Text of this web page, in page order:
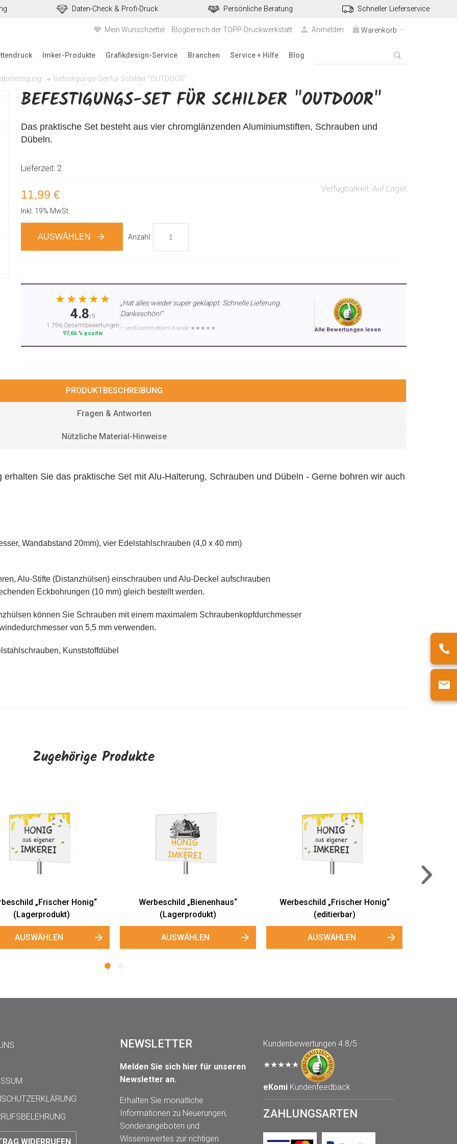
Daten-Check & Profi-Druck Persönliche Beratung Schneller Lieferservice
Warenkorb
Mein Wunschzettel Blogbereich der TOPP-Druckwerkstatt Anmelden
Imker-Produkte Grafikdesign-Service Branchen Service + Hilfe Blog
Befestigungs-Set für Schilder "OUTDOOR"
BEFESTIGUNGS-SET FÜR SCHILDER "OUTDOOR"
Das praktische Set besteht aus vier chromglänzenden Aluminiumstiften, Schrauben und
Dübeln.
Lieferzeit: 2
Verfügbarkeit: Auf Lager
11,99 €
Inkl. 19% MwSt.
Anzahl:
AUSWÄHLEN
★★★★★
4.8/5
1.796 Gesamtbewertungen
97,66 % positiv
„Hat alles wieder super geklappt. Schnelle Lieferung.
Dankeschön!“
— verifizierter eKomi-Kunde ★★★★★ Alle Bewertungen lesen
PRODUKTBESCHREIBUNG
Fragen & Antworten
Nützliche Material-Hinweise
Sie das praktische Set mit Alu-Halterung, Schrauben und Dübeln - Gerne bohren wir auch
20mm), vier Edelstahlschrauben (4,0 x 40 mm)
Stifte (Distanzhülsen) einschrauben und Alu-Deckel aufschrauben
(10 mm) gleich bestellt werden.
Sie Schrauben mit einem maximalem Schraubenkopfdurchmesser
von 5,5 mm verwenden.
Kunststoffdübel
Zugehörige Produkte
Honig“
Werbeschild „Bienenhaus“
(Lagerprodukt)
AUSWÄHLEN
Werbeschild „Frischer Honig“
AUSWÄHLEN
WIDERRUFEN
NEWSLETTER
Melden Sie sich hier für unseren
Newsletter an.
Erhalten Sie monatliche
Informationen zu Neuerungen,
Sonderangeboten und
Wissenswertes zur richtigen
Kundenbewertungen 4.8/5
★★★★★
eKomiKundenfeedback
ZAHLUNGSARTEN